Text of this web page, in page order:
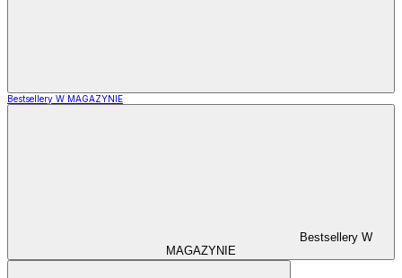
Bestsellery W MAGAZYNIE
Bestsellery W
MAGAZYNIE